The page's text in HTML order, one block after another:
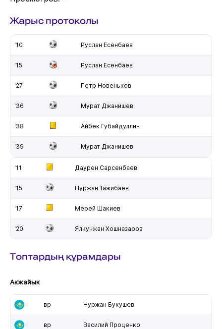
Жарыс протоколы
'10 Руслан Есенбаев
'15 Руслан Есенбаев
'27 Петр Новеньков
'36 Мурат Джанишев
'38 Айбек Губайдуллин
'39 Мурат Джанишев
'11 Даурен Сарсенбаев
'15 Нуржан Тажибаев
'17 Мерей Шакиев
'20 Ялкунжан Хошназаров
Топтардың құрамдары
Акжайык
вр Нуржан Букушев
вр Василий Проценко